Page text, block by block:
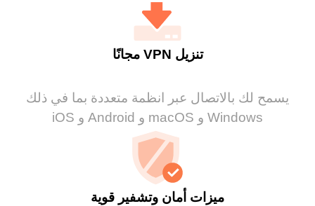
تنزيل VPN مجانًا
يسمح لك بالاتصال عبر انظمة متعددة بما في ذلك
Windows و macOS و Android و iOS
ميزات أمان وتشفير قوية